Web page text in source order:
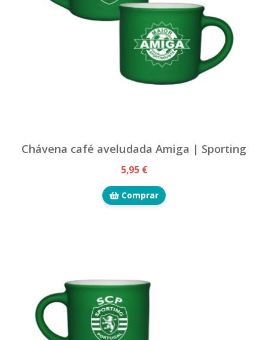
Chávena café aveludada Amiga | Sporting
5,95 €
Comprar